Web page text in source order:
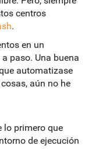
centros
.
en un
paso. Una buena
automatizase
aún no he
lo primero que
de ejecución